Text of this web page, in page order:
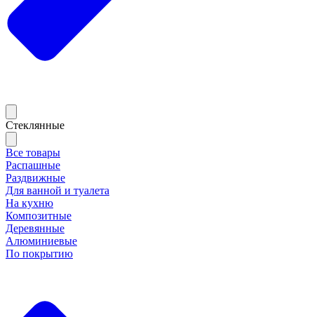
Стеклянные
Все товары
Распашные
Раздвижные
Для ванной и туалета
На кухню
Композитные
Деревянные
Алюминиевые
По покрытию